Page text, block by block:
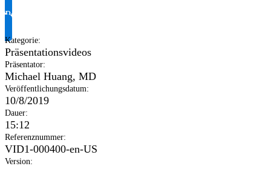
Produktinformationen anfragen
Kategorie:
Präsentationsvideos
Präsentator:
Michael Huang, MD
Veröffentlichungsdatum:
10/8/2019
Dauer:
15:12
Referenznummer:
VID1-000400-en-US
Version: